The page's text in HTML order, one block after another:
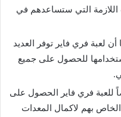
التي ستساعدهم في
لعبة فري فاير توفر العديد
للحصول على جميع
للعبة فري فاير الحصول على
بهم لاكمال المعدات